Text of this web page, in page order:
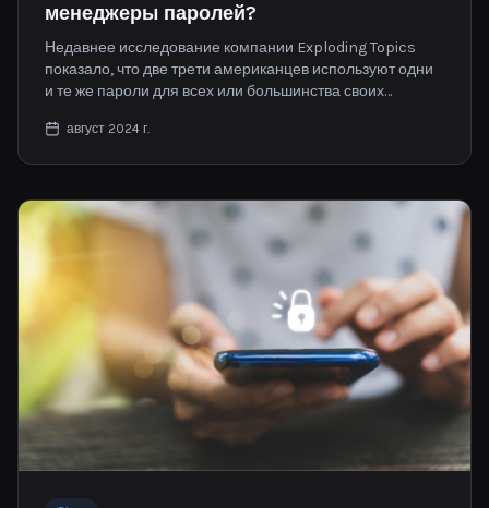
менеджеры паролей?
Недавнее исследование компании Exploding Topics
показало, что две трети американцев используют одни
и те же пароли для всех или большинства своих
множеством учетных записей в сети становится не
август 2024 г.